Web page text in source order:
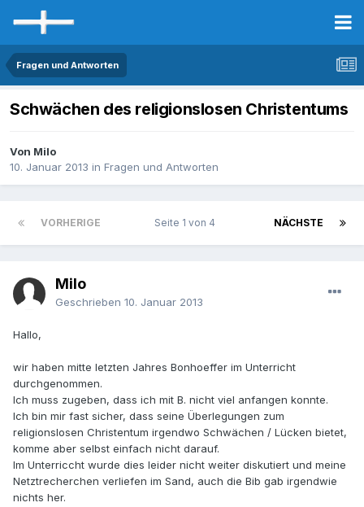
Fragen und Antworten
Schwächen des religionslosen Christentums
Von Milo
10. Januar 2013 in Fragen und Antworten
VORHERIGE NÄCHSTE
Seite 1 von 4
Milo
Geschrieben 10. Januar 2013
Hallo,
wir haben mitte letzten Jahres Bonhoeffer im Unterricht
durchgenommen.
Ich muss zugeben, dass ich mit B. nicht viel anfangen konnte.
Ich bin mir fast sicher, dass seine Überlegungen zum
religionslosen Christentum irgendwo Schwächen / Lücken bietet,
komme aber selbst einfach nicht darauf.
Im Unterriccht wurde dies leider nicht weiter diskutiert und meine
Netztrecherchen verliefen im Sand, auch die Bib gab irgendwie
nichts her.